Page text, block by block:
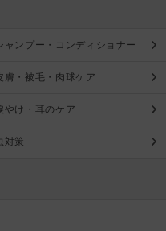
ャンプー・コンディショナー
膚・被毛・肉球ケア
やけ・耳のケア
対策